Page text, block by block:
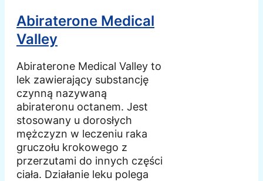
Abiraterone Medical
Valley
Abiraterone Medical Valley to
lek zawierający substancję
czynną nazywaną
abirateronu octanem. Jest
stosowany u dorosłych
mężczyzn w leczeniu raka
gruczołu krokowego z
przerzutami do innych części
ciała. Działanie leku polega